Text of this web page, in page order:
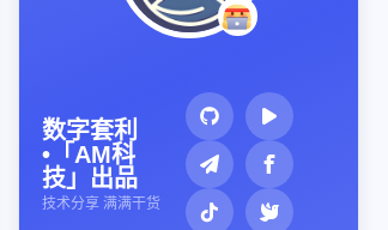
数字套利
•「AM科
技」出品
技术分享 满满干货